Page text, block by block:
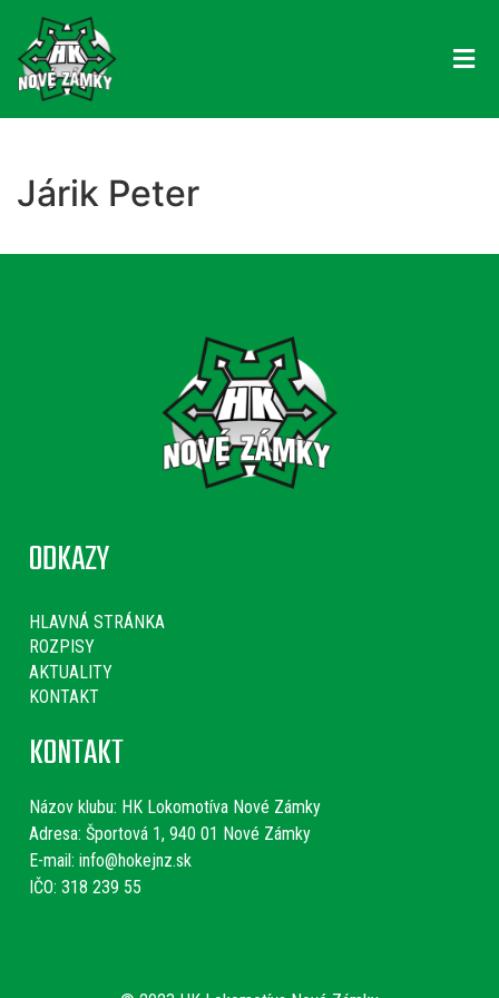
Járik Peter
ODKAZY
HLAVNÁ STRÁNKA
ROZPISY
AKTUALITY
KONTAKT
KONTAKT
Názov klubu: HK Lokomotíva Nové Zámky
Adresa: Športová 1, 940 01 Nové Zámky
E-mail: info@hokejnz.sk
IČO: 318 239 55